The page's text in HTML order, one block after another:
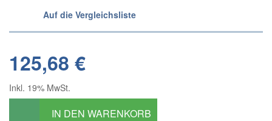
Auf die Vergleichsliste
125,68 €
Inkl. 19% MwSt.
IN DEN WARENKORB